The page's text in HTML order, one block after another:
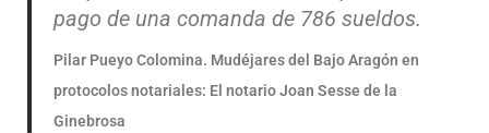
pago de una comanda de 786 sueldos.
Pilar Pueyo Colomina. Mudéjares del Bajo Aragón en
protocolos notariales: El notario Joan Sesse de la
Ginebrosa